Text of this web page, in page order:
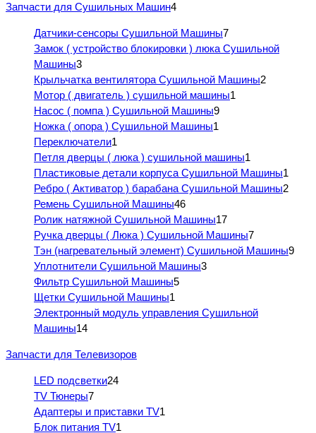
Запчасти для Сушильных Машин4
Датчики-сенсоры Сушильной Машины7
Замок ( устройство блокировки ) люка Сушильной
Машины3
Крыльчатка вентилятора Сушильной Машины2
Мотор ( двигатель ) сушильной машины1
Насос ( помпа ) Сушильной Машины9
Ножка ( опора ) Сушильной Машины1
Переключатели1
Петля дверцы ( люка ) сушильной машины1
Пластиковые детали корпуса Сушильной Машины1
Ребро ( Активатор ) барабана Сушильной Машины2
Ремень Сушильной Машины46
Ролик натяжной Сушильной Машины17
Ручка дверцы ( Люка ) Сушильной Машины7
Тэн (нагревательный элемент) Сушильной Машины9
Уплотнители Сушильной Машины3
Фильтр Сушильной Машины5
Щетки Сушильной Машины1
Электронный модуль управления Сушильной
Машины14
Запчасти для Телевизоров
LED подсветки24
TV Тюнеры7
Адаптеры и приставки TV1
Блок питания TV1